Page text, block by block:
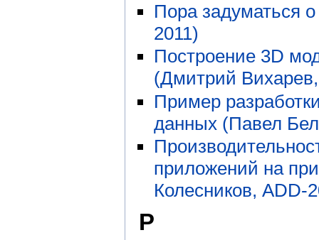
Пора задуматься
2011)
Построение 3D
(Дмитрий
Пример
данных (Павел
приложений на
Колесников, ADD-
Р